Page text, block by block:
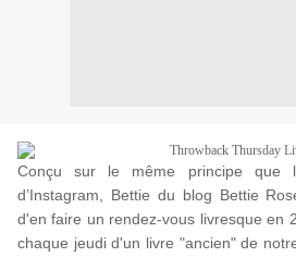
Conçu sur le même principe que
d’Instagram, Bettie du blog Bettie
d'en faire un rendez-vous livresque en
chaque jeudi d'un livre "ancien" de